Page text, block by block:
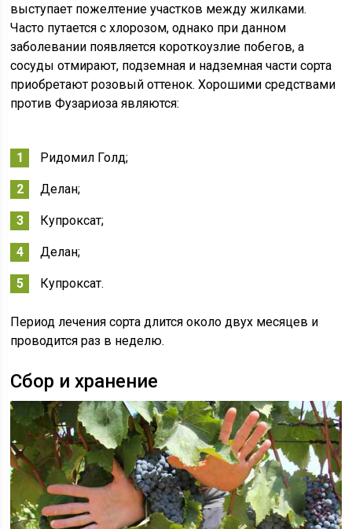
выступает пожелтение участков между жилками.
Часто путается с хлорозом, однако при данном
заболевании появляется короткоузлие побегов, а
сосуды отмирают, подземная и надземная части сорта
приобретают розовый оттенок. Хорошими средствами
против Фузариоза являются:
Ридомил Голд;
Делан;
Купроксат;
Делан;
Купроксат.
Период лечения сорта длится около двух месяцев и
проводится раз в неделю.
Сбор и хранение